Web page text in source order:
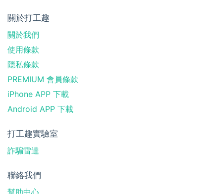
關於打工趣
關於我們
使用條款
隱私條款
PREMIUM 會員條款
iPhone APP 下載
Android APP 下載
打工趣實驗室
詐騙雷達
聯絡我們
幫助中心